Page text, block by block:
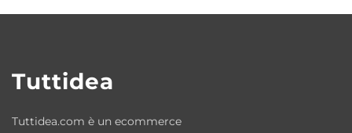
Possibilità di aggiungere piano
d’appoggio disponibili in diverse finiture
coordinate ed eleganti.
Tuttidea
Tuttidea.com è un ecommerce